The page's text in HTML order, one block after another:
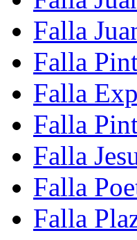
Falla
Falla
Falla
Falla
Falla
Falla
Falla